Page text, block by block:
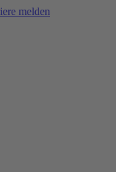
melden